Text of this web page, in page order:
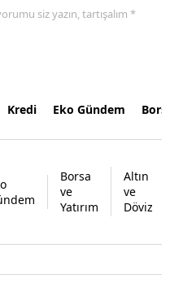
siz yazın, tartışalım *
Kredi Eko Gündem
Borsa
ve
Yatırım
Altın
ve
Döviz